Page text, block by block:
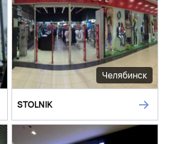
Челябинск
STOLNIK